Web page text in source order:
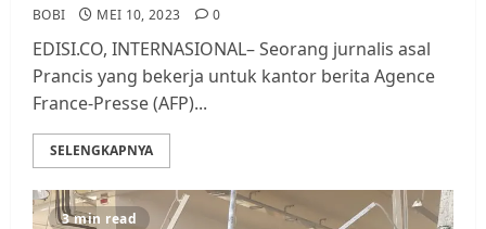
BOBI MEI 10, 2023 0
EDISI.CO, INTERNASIONAL– Seorang jurnalis asal
Prancis yang bekerja untuk kantor berita Agence
France-Presse (AFP)...
SELENGKAPNYA
3 min read